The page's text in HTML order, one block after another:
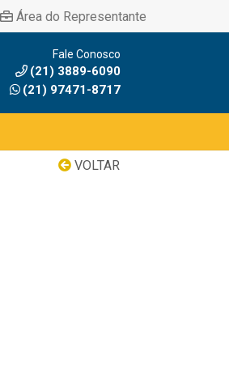
Área do Representante
Fale Conosco
(21) 3889-6090
(21) 97471-8717
VOLTAR